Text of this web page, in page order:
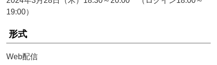
19:00）
形式
Web配信